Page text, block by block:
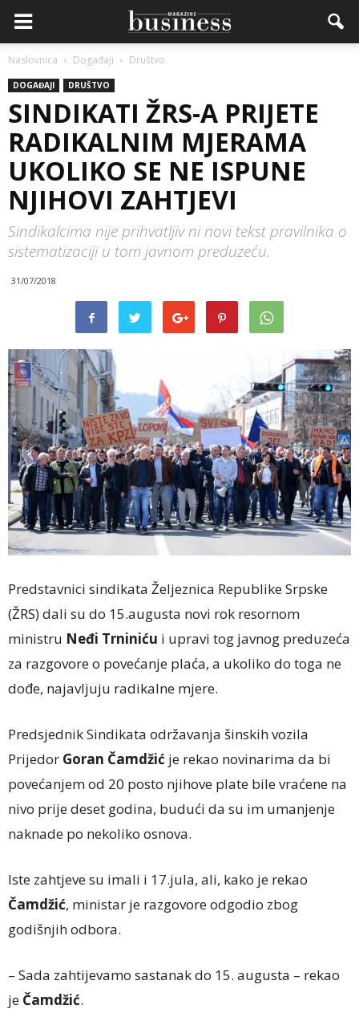
Naslovnica Događaji Društvo
DOGAĐAJI DRUŠTVO
SINDIKATI ŽRS-A PRIJETE
RADIKALNIM MJERAMA
UKOLIKO SE NE ISPUNE
NJIHOVI ZAHTJEVI
Sindikalcima nije prihvatljiv ni novi tekst pravilnika o
sistematizaciji u tom javnom preduzeću.
31/07/2018
Predstavnici sindikata Željeznica Republike Srpske
(ŽRS) dali su do 15.augusta novi rok resornom
ministru Neđi Trniniću i upravi tog javnog preduzeća
za razgovore o povećanje plaća, a ukoliko do toga ne
dođe, najavljuju radikalne mjere.
Predsjednik Sindikata održavanja šinskih vozila
Prijedor Goran Čamdžić je rekao novinarima da bi
povećanjem od 20 posto njihove plate bile vraćene na
nivo prije deset godina, budući da su im umanjenje
naknade po nekoliko osnova.
Iste zahtjeve su imali i 17.jula, ali, kako je rekao
Čamdžić, ministar je razgovore odgodio zbog
godišnjih odbora.
– Sada zahtijevamo sastanak do 15. augusta – rekao
je Čamdžić.